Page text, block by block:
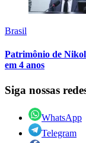
Brasil
Patrimônio de
em 4 anos
Siga nossas
WhatsApp
Telegram